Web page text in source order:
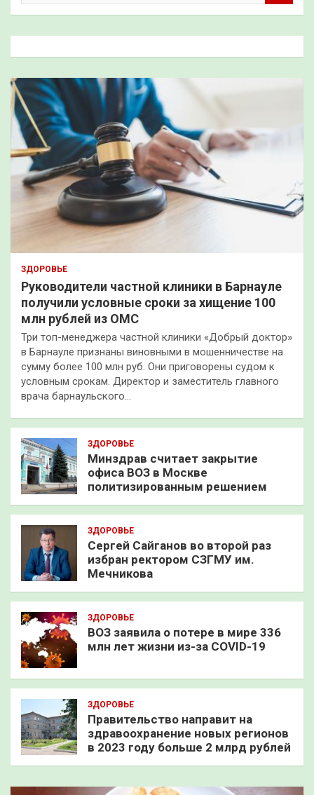
к
ЗДОРОВЬЕ
Руководители частной клиники в Барнауле
получили условные сроки за хищение 100
млн рублей из ОМС
Три топ-менеджера частной клиники «Добрый доктор»
в Барнауле признаны виновными в мошенничестве на
сумму более 100 млн руб. Они приговорены судом к
условным срокам. Директор и заместитель главного
врача барнаульского…
ЗДОРОВЬЕ
Минздрав считает закрытие
офиса ВОЗ в Москве
политизированным решением
ЗДОРОВЬЕ
Сергей Сайганов во второй раз
избран ректором СЗГМУ им.
Мечникова
ЗДОРОВЬЕ
ВОЗ заявила о потере в мире 336
млн лет жизни из-за COVID-19
ЗДОРОВЬЕ
Правительство направит на
здравоохранение новых регионов
в 2023 году больше 2 млрд рублей